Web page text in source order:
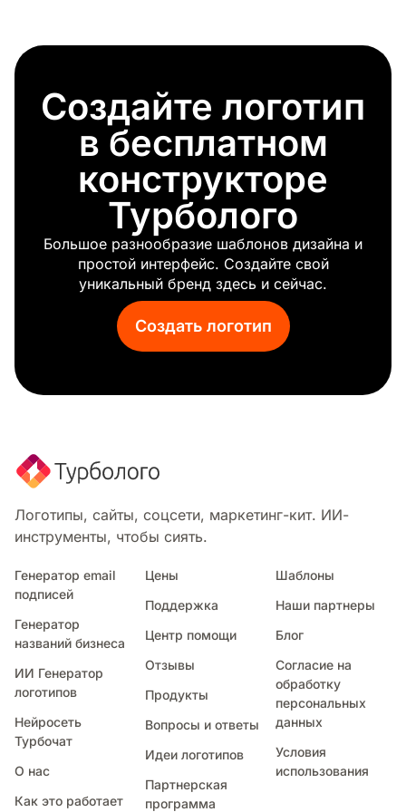
Хип-хоп
Создайте логотип
в бесплатном
конструкторе
Турболого
Большое разнообразие шаблонов дизайна и
простой интерфейс. Создайте свой
уникальный бренд здесь и сейчас.
Создать логотип
Логотипы, сайты, соцсети, маркетинг-кит. ИИ-
инструменты, чтобы сиять.
Генератор email
подписей
Генератор
названий бизнеса
ИИ Генератор
логотипов
Нейросеть
Турбочат
О нас
Как это работает
Цены
Поддержка
Центр помощи
Отзывы
Продукты
Вопросы и ответы
Идеи логотипов
Партнерская
программа
Шаблоны
Наши партнеры
Блог
Согласие на
обработку
персональных
данных
Условия
использования